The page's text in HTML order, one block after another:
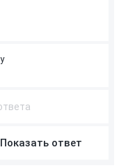
Показать ответ